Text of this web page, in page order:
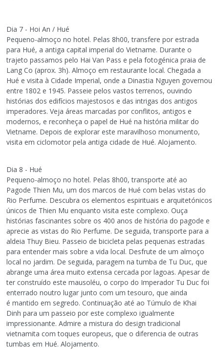
Dia 7 - Hoi An / Hué
Pequeno-almoço no hotel. Pelas 8h00, transfere por estrada
para Hué, a antiga capital imperial do Vietname. Durante o
trajeto passamos pelo Hai Van Pass e pela fotogénica praia de
Lang Co (aprox. 3h). Almoço em restaurante local. Chegada a
Hué e visita à Cidade Imperial, onde a Dinastia Nguyen governou
entre 1802 e 1945. Passeie pelos vastos terrenos, ouvindo
histórias dos edifícios majestosos e das intrigas dos antigos
imperadores. Veja áreas marcadas por conflitos, antigos e
modernos, e reconheça o papel de Hué na história militar do
Vietname. Depois de explorar este maravilhoso monumento,
visita em ciclomotor pela antiga cidade de Hué. Alojamento.
Dia 8 - Hué
Pequeno-almoço no hotel. Pelas 8h00, transporte até ao
Pagode Thien Mu, um dos marcos de Hué com belas vistas do
Rio Perfume. Descubra os elementos espirituais e arquitetónicos
únicos de Thien Mu enquanto visita este complexo. Ouça
histórias fascinantes sobre os 400 anos de história do pagode e
aprecie as vistas do Rio Perfume. De seguida, transporte para a
aldeia Thuy Bieu. Passeio de bicicleta pelas pequenas estradas
para entender mais sobre a vida local. Desfrute de um almoço
local no jardim. De seguida, paragem na tumba de Tu Duc, que
abrange uma área muito extensa cercada por lagoas. Apesar de
ter construído este mausoléu, o corpo do Imperador Tu Duc foi
enterrado noutro lugar junto com um tesouro, que ainda
é mantido em segredo. Continuação até ao Túmulo de Khai
Dinh para um passeio por este complexo igualmente
impressionante. Admire a mistura do design tradicional
vietnamita com toques europeus, que o diferencia de outras
tumbas em Hué. Alojamento.